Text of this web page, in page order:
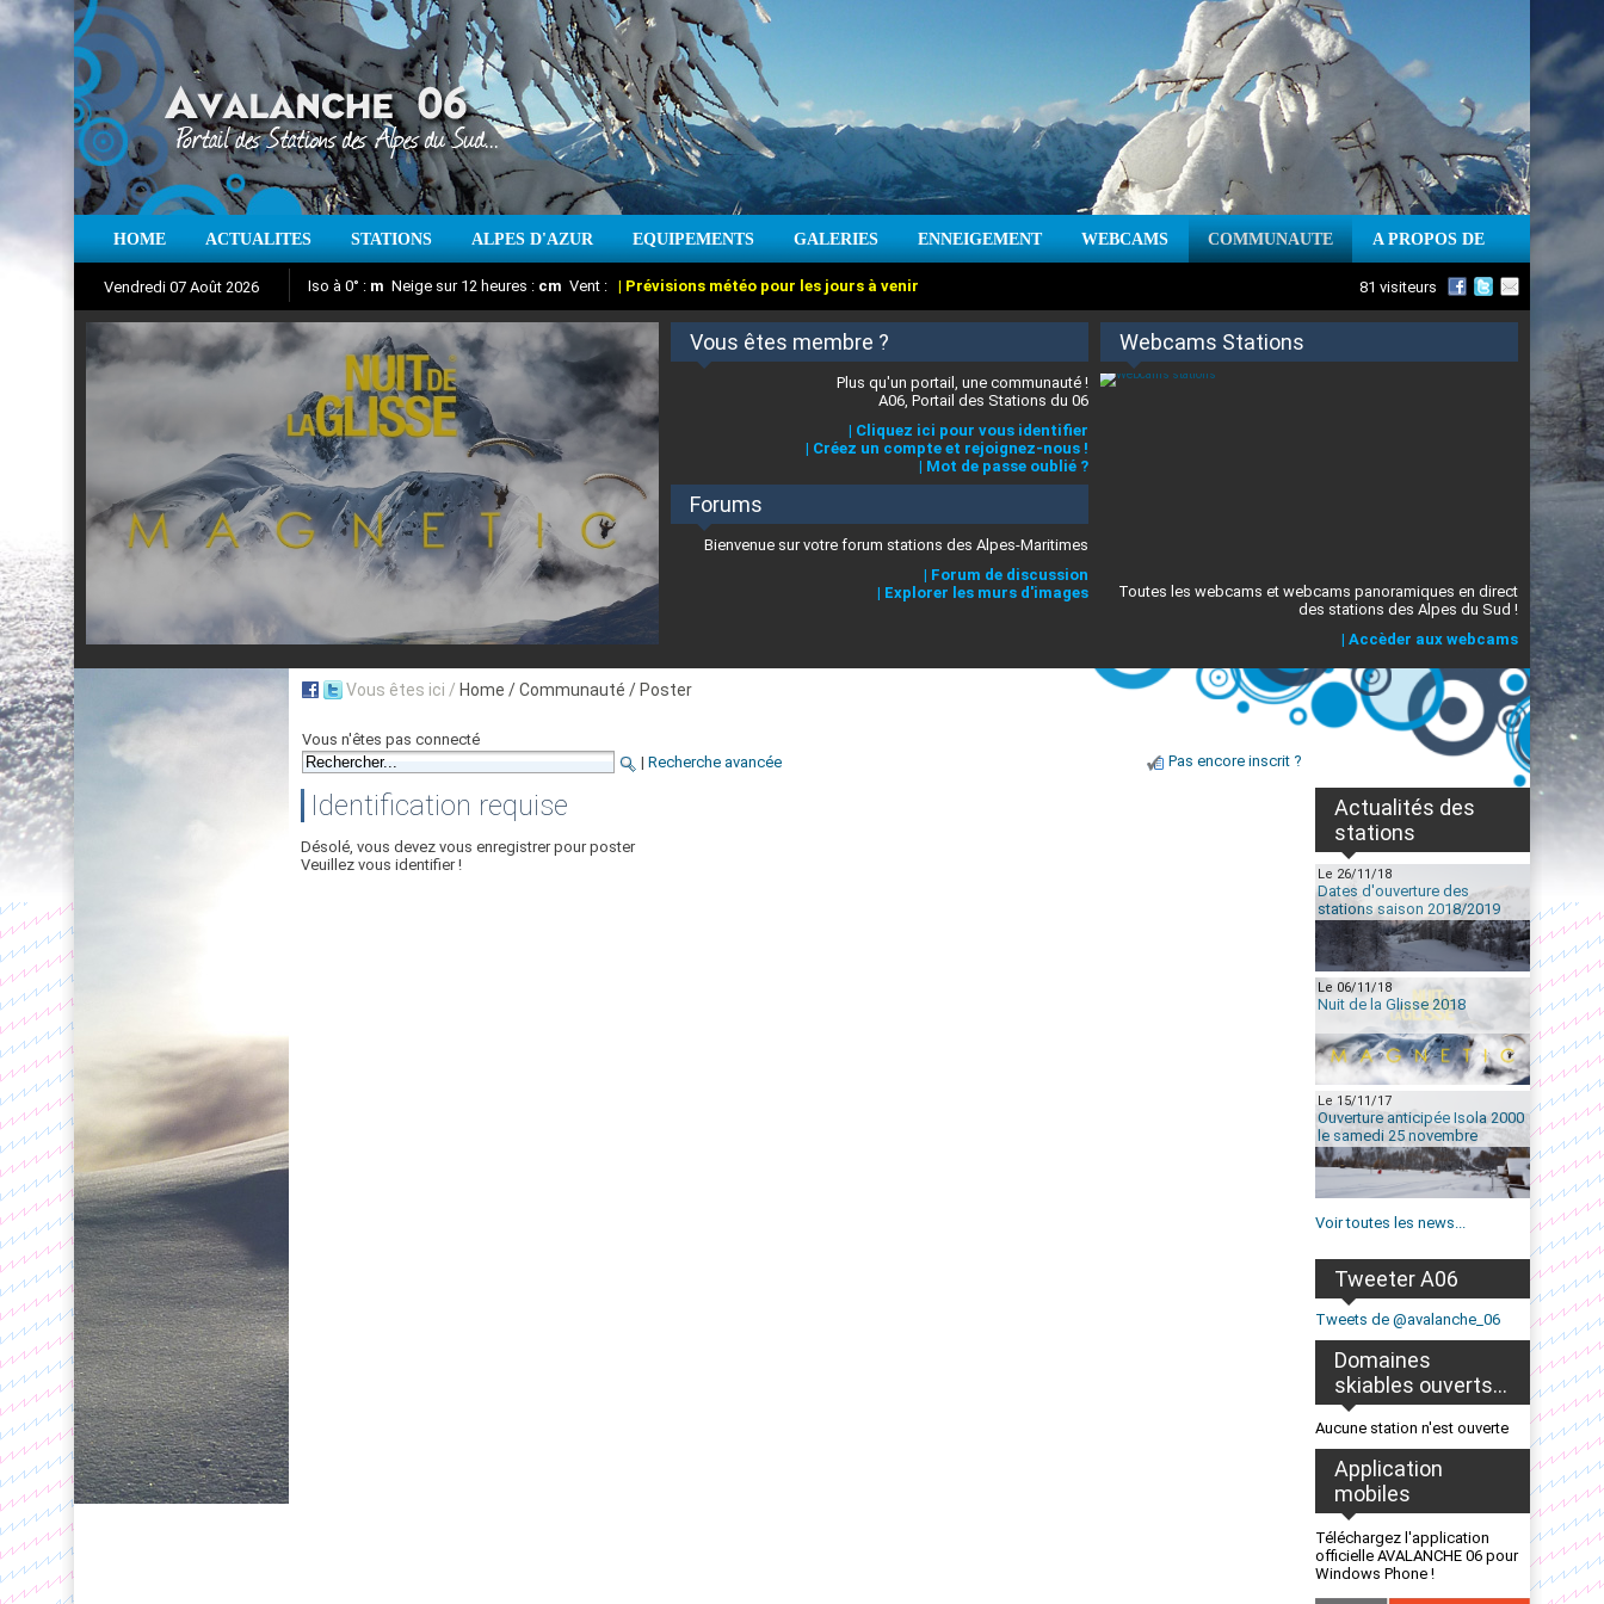
HOME ACTUALITES STATIONS ALPES D'AZUR EQUIPEMENTS GALERIES ENNEIGEMENT WEBCAMS COMMUNAUTE A PROPOS DE
Vendredi 07 Août 2026
Aujourd'hui : T° Min : °C T° Max :°C Prévisions météo pour les jours à venir
Iso à 0° : m Neige sur 12 heures : cm Vent : | Prévisions météo pour les jours à venir
Suivez en direct l'actualité des stations des Alpes-Maritimes
81 visiteurs
Nuit de la Glisse 2018 Vous êtes membre ?
Plus qu'un portail, une communauté !
A06, Portail des Stations du 06
| Cliquez ici pour vous identifier
| Créez un compte et rejoignez-nous !
| Mot de passe oublié ?
Forums
Bienvenue sur votre forum stations des Alpes-Maritimes
| Forum de discussion
| Explorer les murs d'images
Webcams Stations
Toutes les webcams et webcams panoramiques en direct
des stations des Alpes du Sud !
| Accèder aux webcams
Vous êtes ici / Home / Communauté / Poster
Vous n'êtes pas connecté
| Recherche avancée Pas encore inscrit ?
Identification requise
Désolé, vous devez vous enregistrer pour poster
Veuillez vous identifier !
Actualités des
stations
Le 26/11/18
Dates d'ouverture des
stations saison 2018/2019
Le 06/11/18
Nuit de la Glisse 2018
Le 15/11/17
Ouverture anticipée Isola 2000
le samedi 25 novembre
Voir toutes les news...
Tweeter A06
Tweets de @avalanche_06
Domaines
skiables ouverts...
Aucune station n'est ouverte
Application
mobiles
Téléchargez l'application
officielle AVALANCHE 06 pour
Windows Phone !